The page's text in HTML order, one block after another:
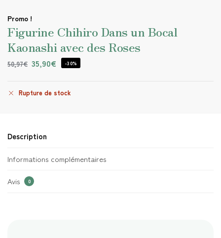
Promo !
Figurine Chihiro Dans un Bocal
Kaonashi avec des Roses
50,97€ 35,90€ -30%
Rupture de stock
Description
Informations complémentaires
Avis 0